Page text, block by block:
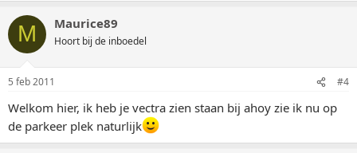
M Maurice89
Hoort bij de inboedel
5 feb 2011 #4
Welkom hier, ik heb je vectra zien staan bij ahoy zie ik nu op
de parkeer plek naturlijk